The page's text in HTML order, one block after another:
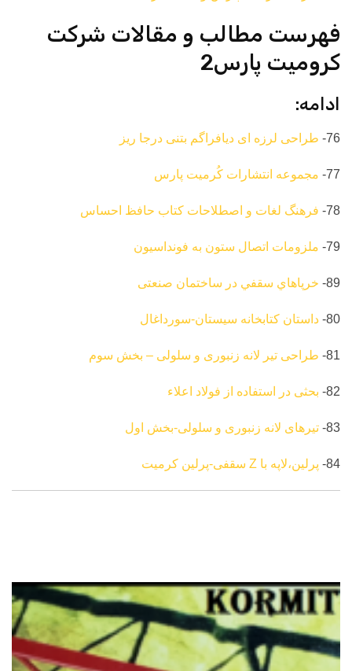
فهرست مطالب و مقالات شرکت
کرومیت پارس2
ادامه:
76- طراحی لرزه ای دیافراگم بتنی درجا ریز
77- مجموعه انتشارات کُرمیت پارس
78- فرهنگ لغات و اصطلاحات کتاب حافظ احساس
79- ملزومات اتصال ستون به فونداسیون
89- خرپاهاي سقفي در ساختمان صنعتی
80- داستان کتابخانه سیستان-سورداغال
81- طراحی تیر لانه زنبوری و سلولی – بخش سوم
82- بحثی در استفاده از فولاد اعلاء
83- تیرهای لانه زنبوری و سلولی-بخش اول
84- پرلین،لاپه با Z سقفی-پرلین کرمیت